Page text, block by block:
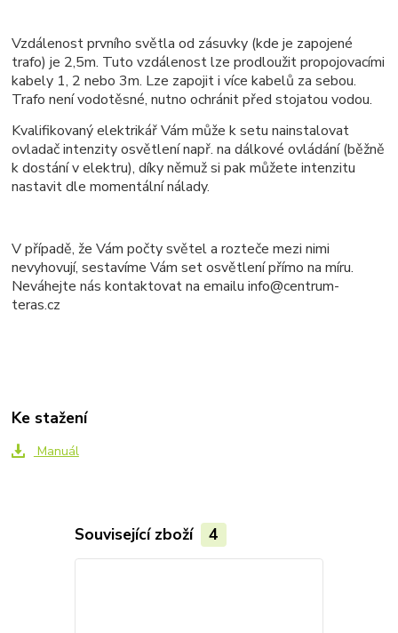
Vzdálenost prvního světla od zásuvky (kde je zapojené
trafo) je 2,5m. Tuto vzdálenost lze prodloužit propojovacími
kabely 1, 2 nebo 3m. Lze zapojit i více kabelů za sebou.
Trafo není vodotěsné, nutno ochránit před stojatou vodou.
Kvalifikovaný elektrikář Vám může k setu nainstalovat
ovladač intenzity osvětlení např. na dálkové ovládání (běžně
k dostání v elektru), díky němuž si pak můžete intenzitu
nastavit dle momentální nálady.
V případě, že Vám počty světel a rozteče mezi nimi
nevyhovují, sestavíme Vám set osvětlení přímo na míru.
Neváhejte nás kontaktovat na emailu info@centrum-
teras.cz
Ke stažení
Manuál
Související zboží 4